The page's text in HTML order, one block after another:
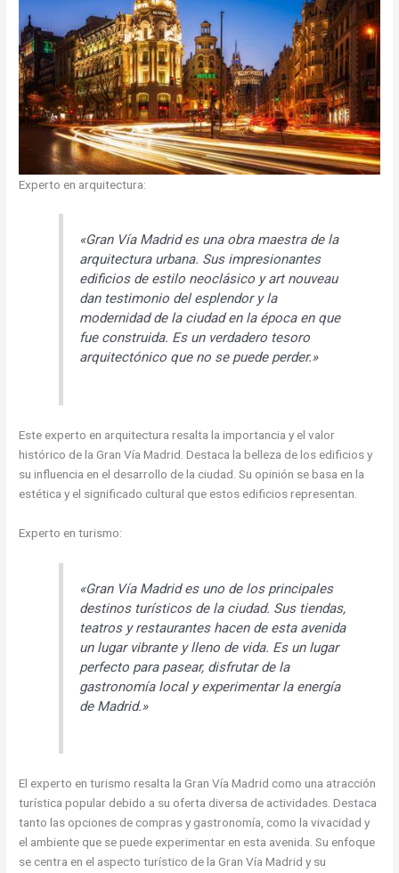
Experto en arquitectura:
«Gran Vía Madrid es una obra maestra de la
arquitectura urbana. Sus impresionantes
edificios de estilo neoclásico y art nouveau
dan testimonio del esplendor y la
modernidad de la ciudad en la época en que
fue construida. Es un verdadero tesoro
arquitectónico que no se puede perder.»
Este experto en arquitectura resalta la importancia y el valor
histórico de la Gran Vía Madrid. Destaca la belleza de los edificios y
su influencia en el desarrollo de la ciudad. Su opinión se basa en la
estética y el significado cultural que estos edificios representan.
Experto en turismo:
«Gran Vía Madrid es uno de los principales
destinos turísticos de la ciudad. Sus tiendas,
teatros y restaurantes hacen de esta avenida
un lugar vibrante y lleno de vida. Es un lugar
perfecto para pasear, disfrutar de la
gastronomía local y experimentar la energía
de Madrid.»
El experto en turismo resalta la Gran Vía Madrid como una atracción
turística popular debido a su oferta diversa de actividades. Destaca
tanto las opciones de compras y gastronomía, como la vivacidad y
el ambiente que se puede experimentar en esta avenida. Su enfoque
se centra en el aspecto turístico de la Gran Vía Madrid y su